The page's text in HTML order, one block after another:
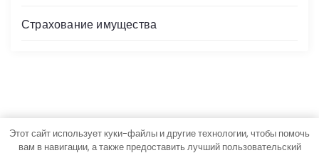
Страхование имущества
Авторские права © Все права защищены.
Этот сайт использует куки-файлы и другие технологии, чтобы помочь
вам в навигации, а также предоставить лучший пользовательский